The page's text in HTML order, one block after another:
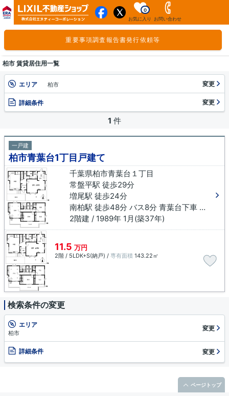
お気に入り
0
お問い合わせ
重要事項調査報告書発行依頼等
柏市 賃貸居住用一覧
エリア 柏市 変更
詳細条件 変更
1 件
一戸建
柏市青葉台1丁目戸建て
千葉県柏市青葉台１丁目
常盤平駅 徒歩29分
増尾駅 徒歩24分
南柏駅 徒歩48分 バス8分 青葉台下車 徒歩3分
2階建 / 1989年 1月(築37年)
11.5 万円
2階 / 5LDK+S(納戸) / 専有面積 143.22㎡
検索条件の変更
エリア
柏市
変更
詳細条件 変更
ページトップ